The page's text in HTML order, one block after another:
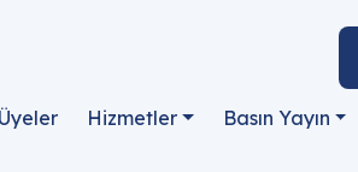
Üyeler Hizmetler Basın Yayın